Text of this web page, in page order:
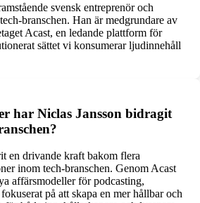
svensk entreprenör och
branschen. Han är medgrundare av
Acast, en ledande plattform för
sättet vi konsumerar ljudinnehåll
har Niclas Jansson bidragit
en drivande kraft bakom flera
inom tech-branschen. Genom Acast
affärsmodeller för podcasting,
på att skapa en mer hållbar och